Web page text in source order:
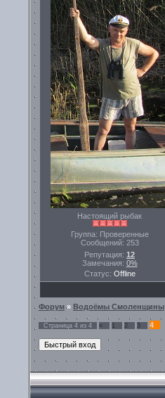
Настоящий рыбак
Группа: Проверенные
Сообщений: 253
Репутация: 12
Замечания: 0%
Статус: Offline
Форум» Водоёмы Смоленщины
Страница 4 из 4 « 1 2 3 4